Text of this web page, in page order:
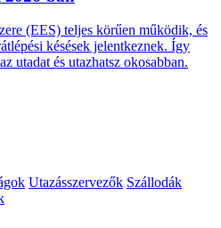
(EES) teljes körűen működik, és
késések jelentkeznek. Így
utadat és utazhatsz okosabban.
Utazásszervezők Szállodák